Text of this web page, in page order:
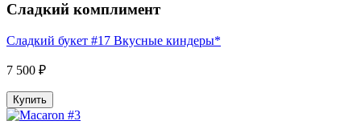
Сладкий комплимент
Сладкий букет #17 Вкусные киндеры*
7 500 ₽
Купить